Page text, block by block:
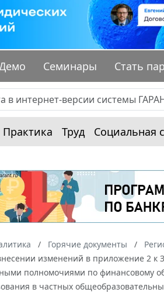
Семинары Стать
Практика Труд Социальная
Горячие документы
изменений в приложение 2 к
полномочиями по финансовому
в частных